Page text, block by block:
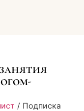
/ Подписка